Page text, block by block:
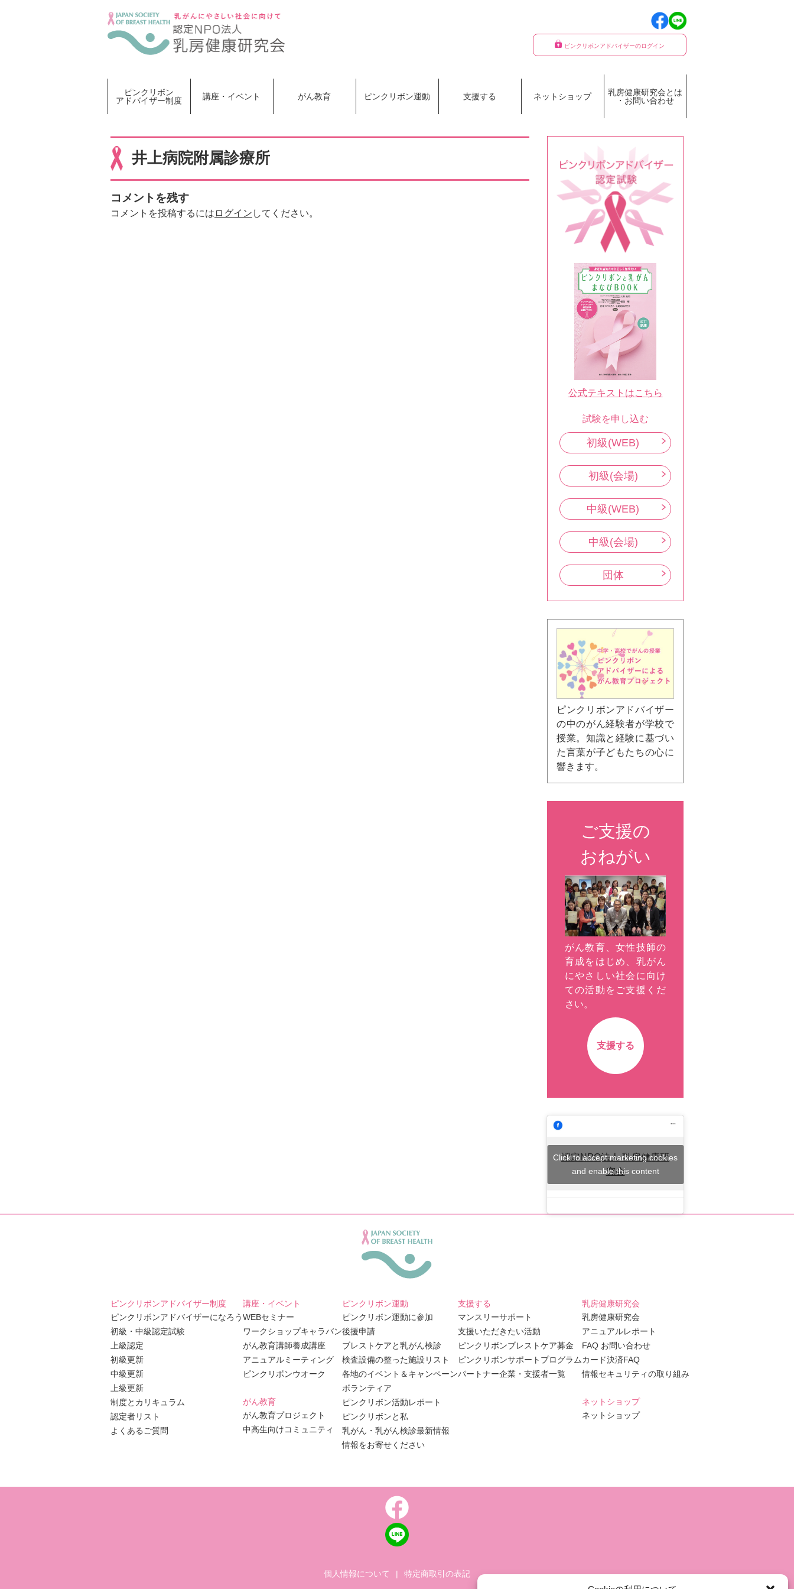
ピンクリボンアドバイザーのログイン
ピンクリボン
アドバイザー制度
講座・イベント がん教育 ピンクリボン運動 支援する ネットショップ
乳房健康研究会とは
・お問い合わせ
井上病院附属診療所
コメントを残す
コメントを投稿するには ログイン してください。
公式テキストはこちら
試験を申し込む
初級(WEB)
初級(会場)
中級(WEB)
中級(会場)
団体
ピンクリボンアドバイザー
の中のがん経験者が学校で
授業。知識と経験に基づい
た言葉が子どもたちの心に
響きます。
ご支援の
おねがい
がん教育、女性技師の
育成をはじめ、乳がん
にやさしい社会に向け
ての活動をご支援くだ
さい。
支援する
認定NPO法人 乳房健康研
究会
Click to accept marketing cookies
and enable this content
ピンクリボンアドバイザー制度
ピンクリボンアドバイザーになろう
初級・中級認定試験
上級認定
初級更新
中級更新
上級更新
制度とカリキュラム
認定者リスト
よくあるご質問
講座・イベント
WEBセミナー
ワークショップキャラバン
がん教育講師養成講座
アニュアルミーティング
ピンクリボンウオーク
がん教育
がん教育プロジェクト
中高生向けコミュニティ
ピンクリボン運動
ピンクリボン運動に参加
後援申請
ブレストケアと乳がん検診
検査設備の整った施設リスト
各地のイベント＆キャンペーン
ボランティア
ピンクリボン活動レポート
ピンクリボンと私
乳がん・乳がん検診最新情報
情報をお寄せください
支援する
マンスリーサポート
支援いただきたい活動
ピンクリボンブレストケア募金
ピンクリボンサポートプログラム
パートナー企業・支援者一覧
乳房健康研究会
乳房健康研究会
アニュアルレポート
FAQ お問い合わせ
カード決済FAQ
情報セキュリティの取り組み
ネットショップ
ネットショップ
個人情報について | 特定商取引の表記